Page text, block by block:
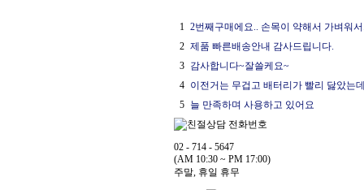
1 2번째구매에요.. 손목이 약해서 가벼워서
2 제품 빠른배송안내 감사드립니다.
3
감사합니다~잘쓸케요~
4
이전거는 무겁고 배터리가 빨리 닳았는
5
늘 만족하며 사용하고 있어요
02 - 714 - 5647
(AM 10:30 ~ PM 17:00)
주말, 휴일 휴무